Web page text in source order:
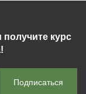
курс